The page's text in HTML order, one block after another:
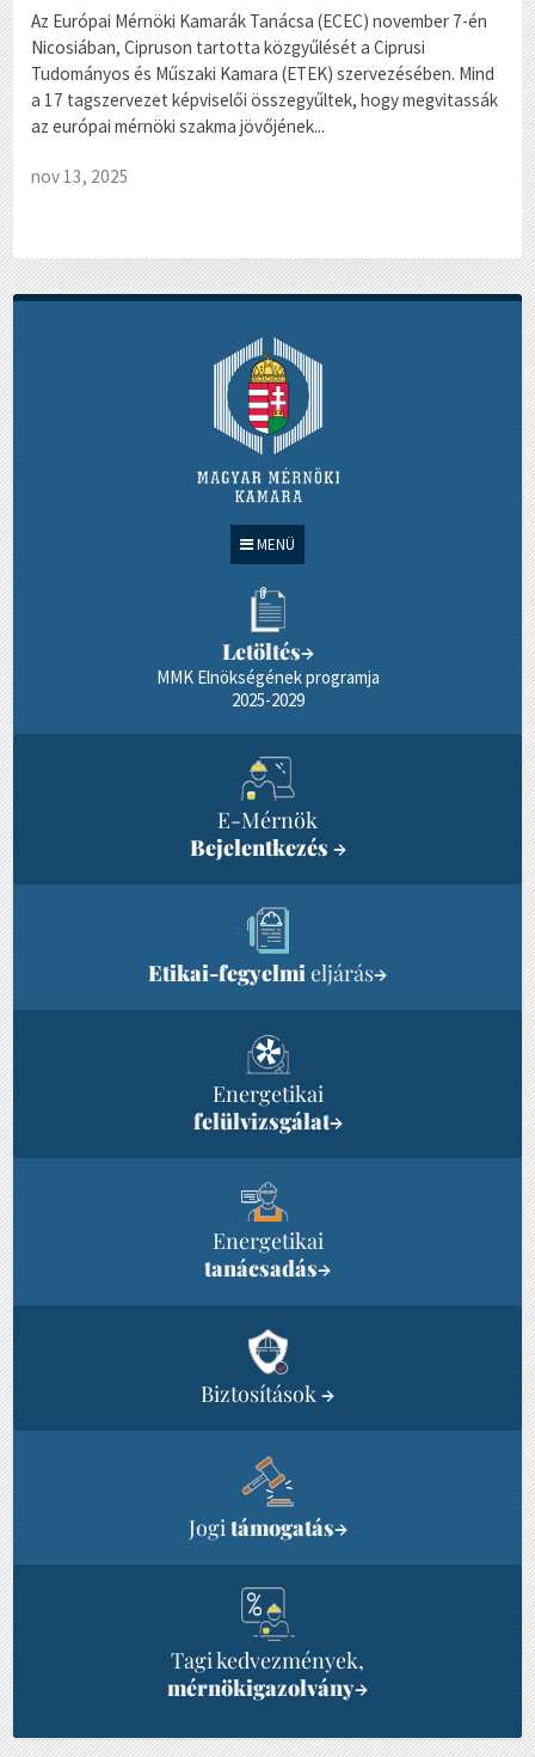
MENÜ
Letöltés→
MMK Elnökségének programja
2025-2029
E-Mérnök
Bejelentkezés →
Etikai-fegyelmi eljárás→
Energetikai
felülvizsgálat→
Energetikai
tanácsadás→
Biztosítások→
Jogi támogatás→
Tagi kedvezmények,
mérnökigazolvány→
Az Európai Mérnöki Kamarák Tanácsa (ECEC) november 7-én
Nicosiában, Cipruson tartotta közgyűlését a Ciprusi
Tudományos és Műszaki Kamara (ETEK) szervezésében. Mind
a 17 tagszervezet képviselői összegyűltek, hogy megvitassák
az európai mérnöki szakma jövőjének...
nov 13, 2025